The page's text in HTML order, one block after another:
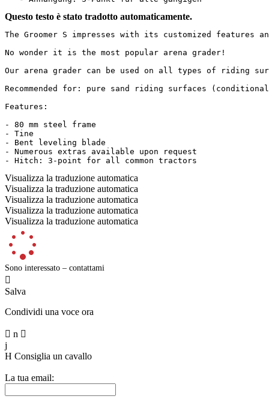
Questo testo è stato tradotto automaticamente.
The Groomer S impresses with its customized
No wonder it is the most popular arena grader!
Our arena grader can be used on all types of riding
Recommended for: pure sand riding surfaces
Features:
- 80 mm steel frame
- Tine
- Bent leveling blade
- Numerous extras available upon request
- Hitch: 3-point for all common tractors
Visualizza la traduzione automatica
Visualizza la traduzione automatica
Visualizza la traduzione automatica
Visualizza la traduzione automatica
Visualizza la traduzione automatica
Sono interessato – contattami

Salva
Condividi una voce ora
 n 
j
H Consiglia un cavallo
La tua email: